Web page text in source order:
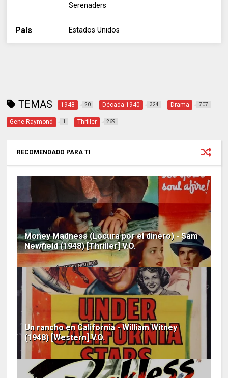
Serenaders
País Estados Unidos
TEMAS 1948 20 Década 1940 324 Drama 707
Gene Raymond 1 Thriller 269
RECOMENDADO PARA TI
Money Madness (Locura por el dinero) - Sam
Newfield (1948) [Thriller] V.O.
Un rancho en California - William Witney
(1948) [Western] V.O.